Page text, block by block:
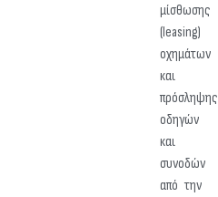
μίσθωσης
(leasing)
οχημάτων
και
πρόσληψης
οδηγών
και
συνοδών
από την